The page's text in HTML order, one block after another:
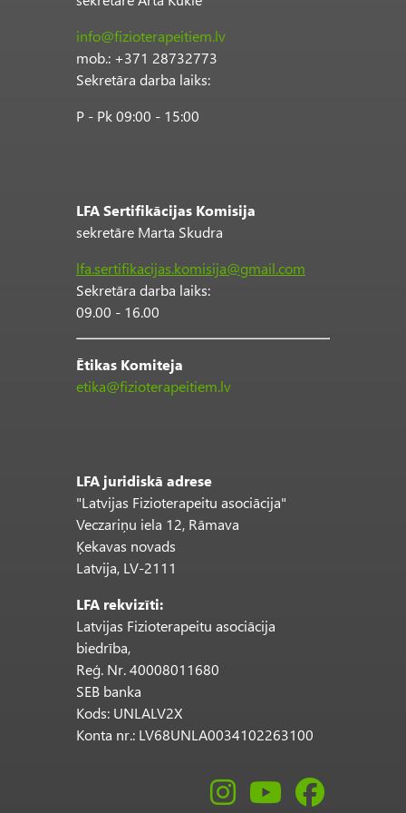
info@fizioterapeitiem.lv
mob.: +371 28732773
Sekretāra darba laiks:
P - Pk 09:00 - 15:00
LFA Sertifikācijas Komisija
sekretāre Marta Skudra
lfa.sertifikacijas.komisija@gmail.com
Sekretāra darba laiks:
09.00 - 16.00
Ētikas Komiteja
etika@fizioterapeitiem.lv
LFA juridiskā adrese
"Latvijas Fizioterapeitu asociācija"
Veczariņu iela 12, Rāmava
Ķekavas novads
Latvija, LV-2111
LFA rekvizīti:
Latvijas Fizioterapeitu asociācija
biedrība,
Reģ. Nr. 40008011680
SEB banka
Kods: UNLALV2X
Konta nr.: LV68UNLA0034102263100